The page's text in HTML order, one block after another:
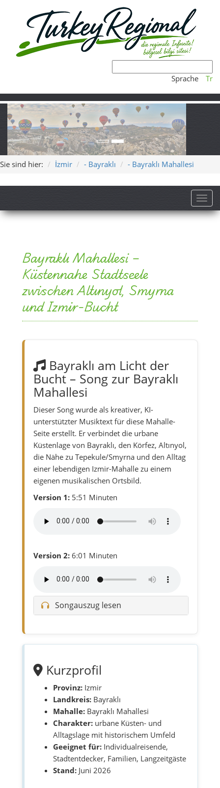
Sprache Tr
Sie sind hier: İzmir - Bayraklı - Bayraklı Mahallesi
Bayraklı Mahallesi –
Küstennahe Stadtseele
zwischen Altınyol, Smyrna
und Izmir-Bucht
Bayraklı am Licht der
Bucht – Song zur Bayraklı
Mahallesi
Dieser Song wurde als kreativer, KI-
unterstützter Musiktext für diese Mahalle-
Seite erstellt. Er verbindet die urbane
Küstenlage von Bayraklı, den Körfez, Altınyol,
die Nähe zu Tepekule/Smyrna und den Alltag
einer lebendigen Izmir-Mahalle zu einem
eigenen musikalischen Ortsbild.
Version 1: 5:51 Minuten
Version 2: 6:01 Minuten
Songauszug lesen
Kurzprofil
Provinz: Izmir
Landkreis: Bayraklı
Mahalle: Bayraklı Mahallesi
Charakter: urbane Küsten- und
Alltagslage mit historischem Umfeld
Geeignet für: Individualreisende,
Stadtentdecker, Familien, Langzeitgäste
Stand: Juni 2026